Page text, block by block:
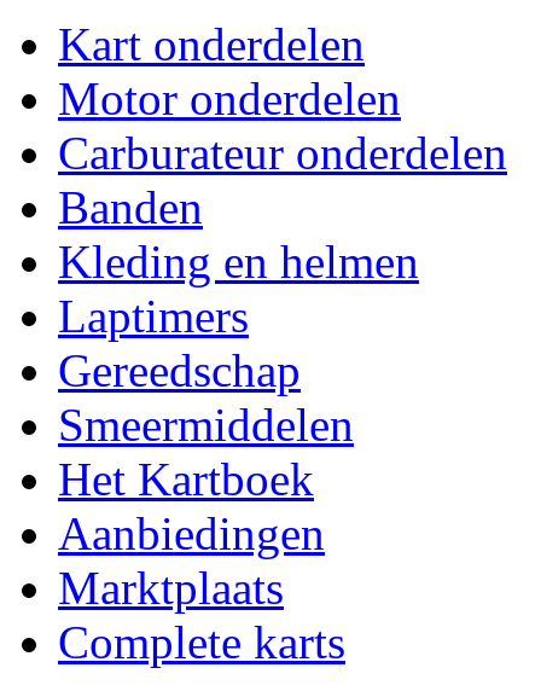
Kart onderdelen
Motor onderdelen
Carburateur onderdelen
Banden
Kleding en helmen
Laptimers
Gereedschap
Smeermiddelen
Het Kartboek
Aanbiedingen
Marktplaats
Complete karts